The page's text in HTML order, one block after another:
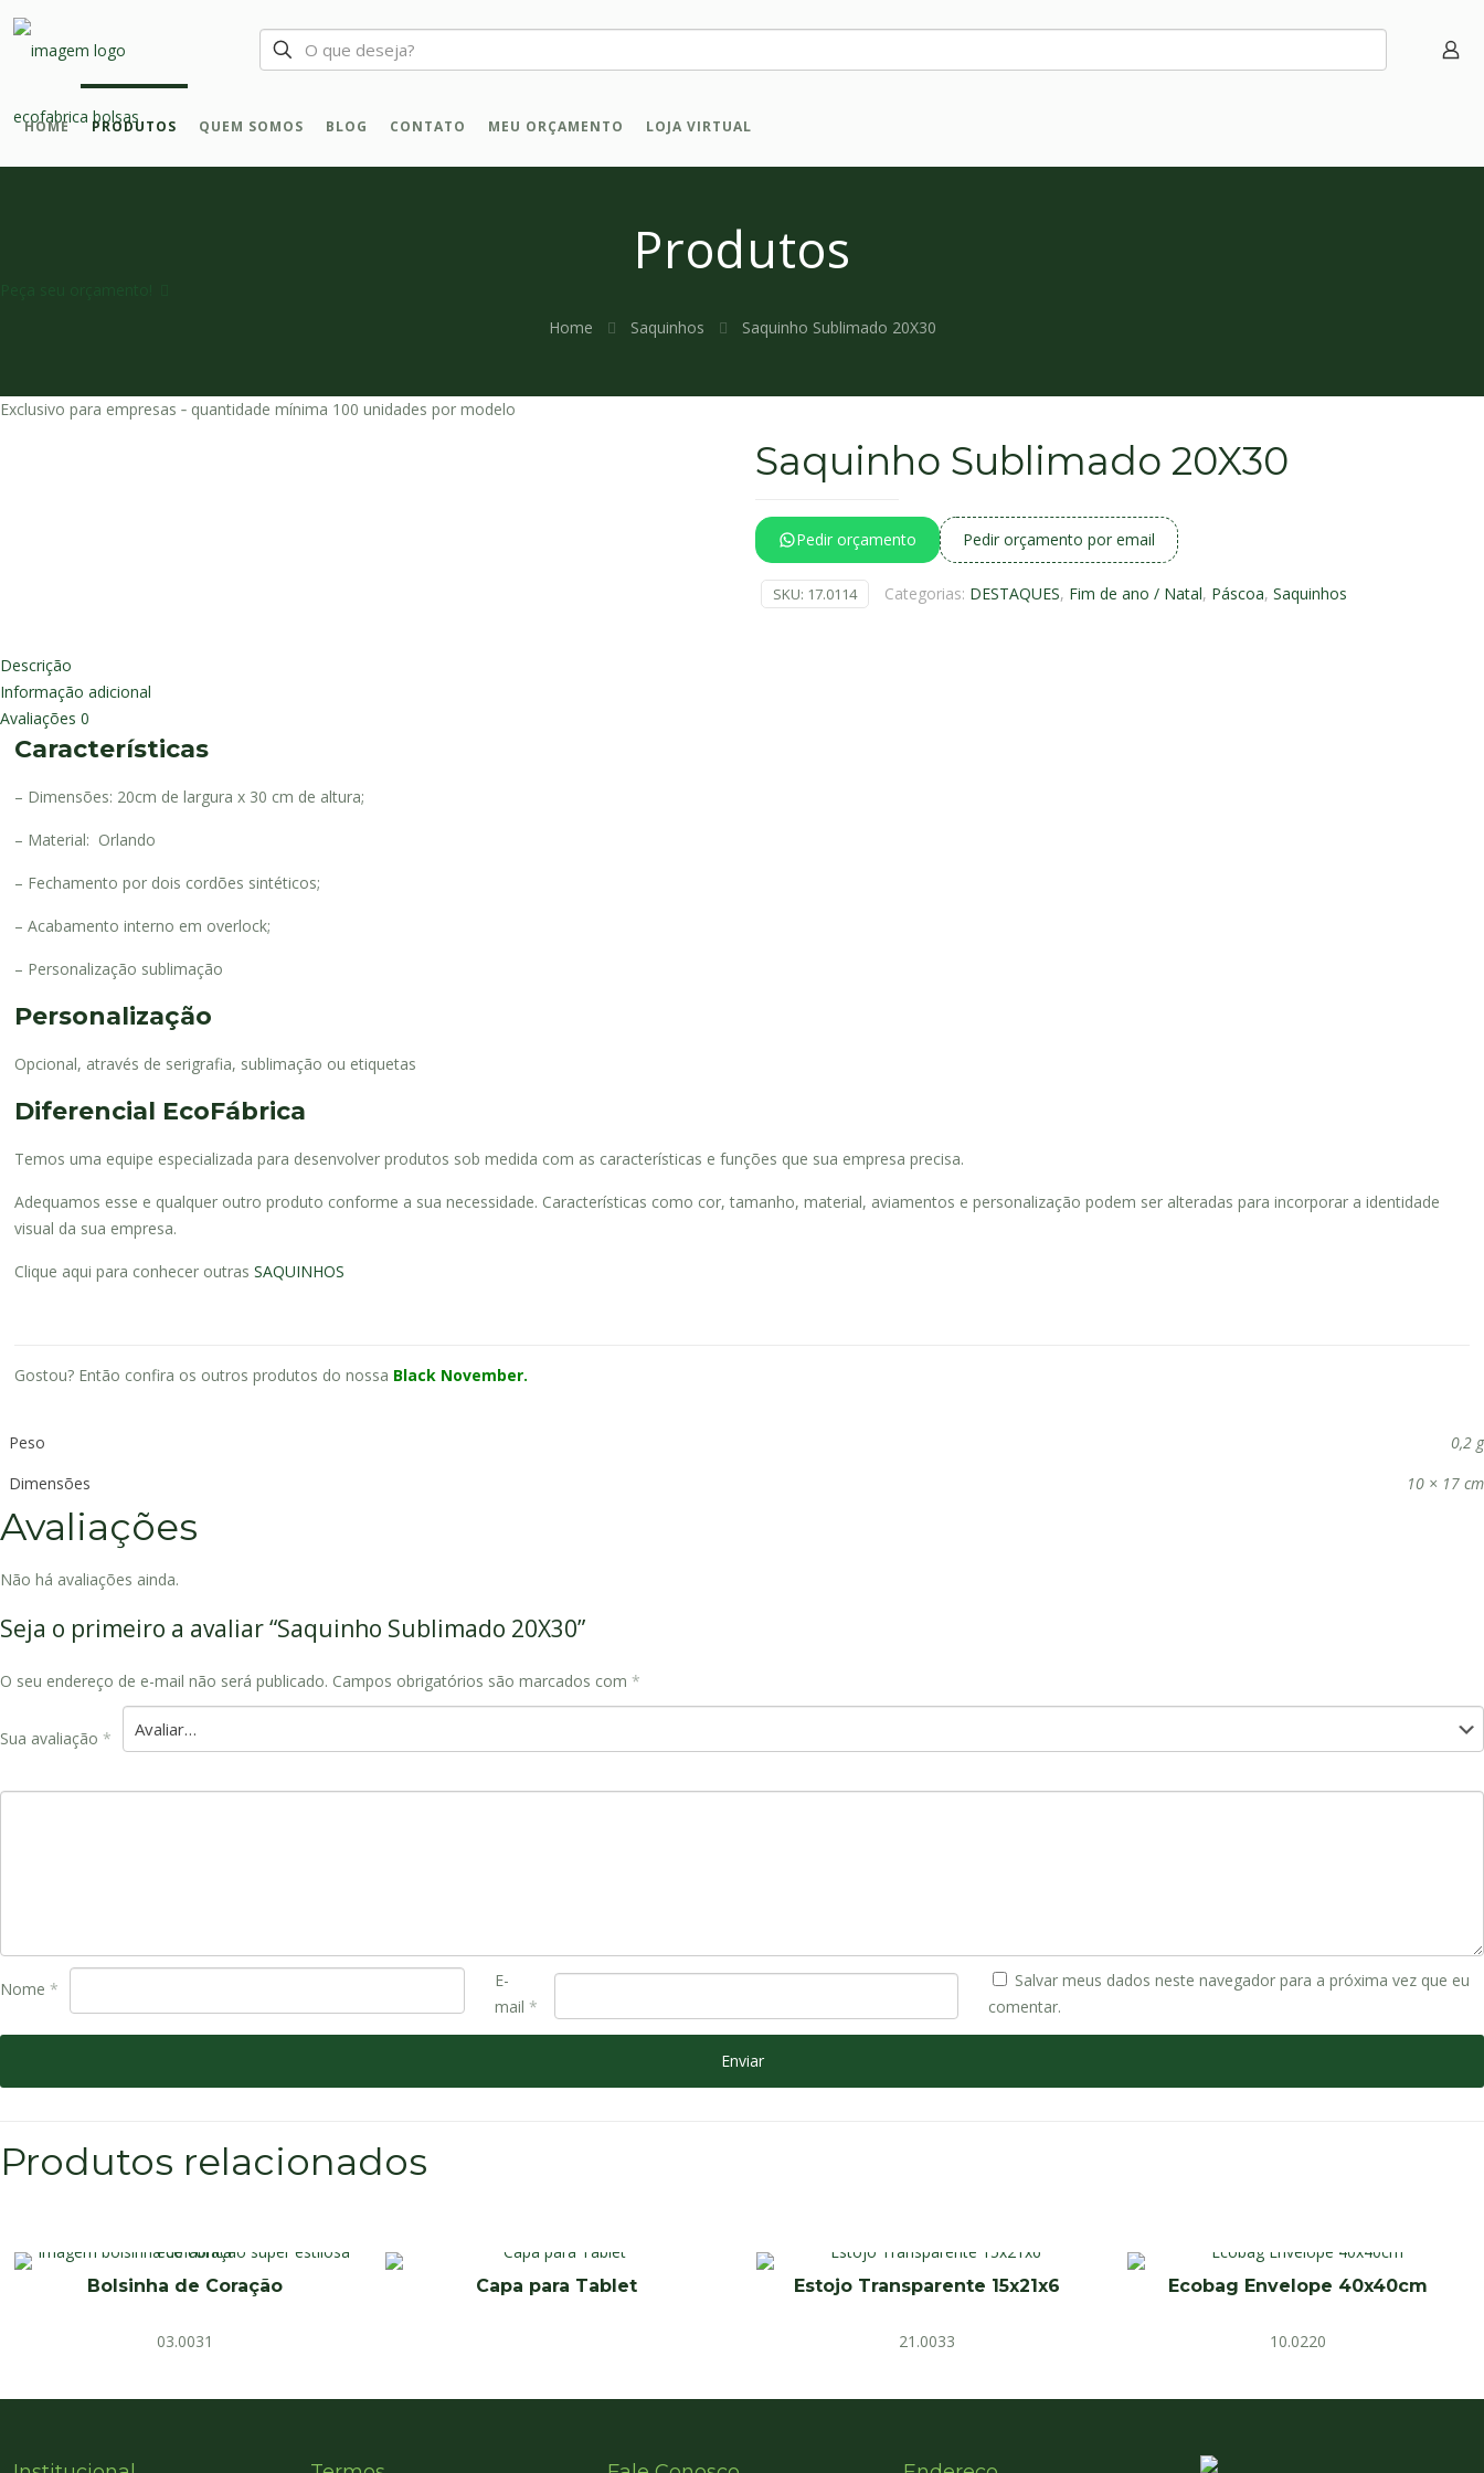
HOME PRODUTOS QUEM SOMOS BLOG CONTATO MEU ORÇAMENTO LOJA VIRTUAL
Produtos
Home
Saquinhos Saquinho Sublimado 20X30
Exclusivo para empresas ‐ quantidade mínima 100 unidades por modelo
Saquinho Sublimado 20X30
Pedir orçamento Pedir orçamento por email
SKU: 17.0114 Categorias: DESTAQUES, Fim de ano / Natal, Páscoa, Saquinhos
Descrição
Informação adicional
Avaliações 0
Características
– Dimensões: 20cm de largura x 30 cm de altura;
– Material: Orlando
– Fechamento por dois cordões sintéticos;
– Acabamento interno em overlock;
– Personalização sublimação
Personalização
Opcional, através de serigrafia, sublimação ou etiquetas
Diferencial EcoFábrica
Temos uma equipe especializada para desenvolver produtos sob medida com as características e funções que sua empresa precisa.
Adequamos esse e qualquer outro produto conforme a sua necessidade. Características como cor, tamanho, material, aviamentos e personalização podem ser alteradas para incorporar a identidade
visual da sua empresa.
Clique aqui para conhecer outrasSAQUINHOS
Gostou? Então confira os outros produtos do nossa Black November.
Peso
0,2 g
Dimensões
10 × 17 cm
Avaliações
Não há avaliações ainda.
Seja o primeiro a avaliar “Saquinho Sublimado 20X30”
O seu endereço de e-mail não será publicado. Campos obrigatórios são marcados com *
Sua avaliação *
Nome *
E-
mail *
Salvar meus dados neste navegador para a próxima vez que eu
comentar.
Produtos relacionados
Bolsinha de Coração
03.0031
Capa para Tablet Estojo Transparente 15x21x6
21.0033
Ecobag Envelope 40x40cm
10.0220